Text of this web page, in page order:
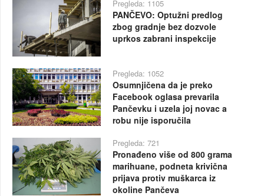
Pregleda: 1105
PANČEVO: Optužni predlog
zbog gradnje bez dozvole
uprkos zabrani inspekcije
Pregleda: 1052
Osumnjičena da je preko
Facebook oglasa prevarila
Pančevku i uzela joj novac a
robu nije isporučila
Pregleda: 721
Pronađeno više od 800 grama
marihuane, podneta krivična
prijava protiv muškarca iz
okoline Pančeva